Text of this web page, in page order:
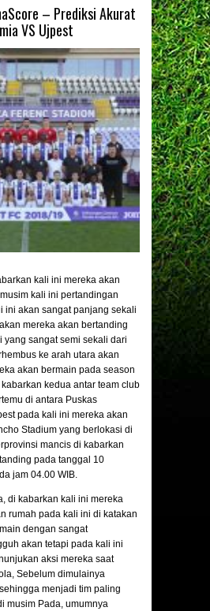
– Prediksi Akurat
VS Ujpest
kali ini mereka akan
kali ini pertandingan
ini akan sangat panjang sekali
mereka akan bertanding
yang sangat semi sekali dari
ke arah utara akan
akan bermain pada season
kedua antar team club
di antara Puskas
pada kali ini mereka akan
Stadium yang berlokasi di
mancis di kabarkan
pada tanggal 10
jam 04.00 WIB.
, di kabarkan kali ini mereka
rumah pada kali ini di katakan
dengan sangat
akan tetapi pada kali ini
aksi mereka saat
Sebelum dimulainya
menjadi tim paling
musim Pada, umumnya